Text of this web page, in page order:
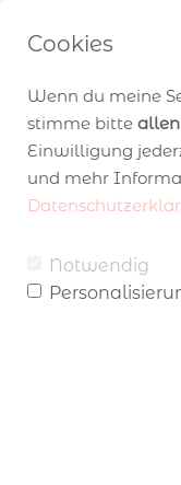
Angebot
Stampin’
Workshops
über Stampin’
komm ins
Home›Blog›
Cookies
Wenn du meine
stimme bitte allen
Einwilligung
und mehr
Notwendig